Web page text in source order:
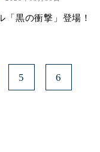
「黒の衝撃」登場！
5 6